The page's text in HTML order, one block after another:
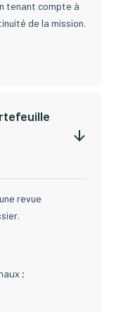
tenant compte à
de la mission.
revue
;